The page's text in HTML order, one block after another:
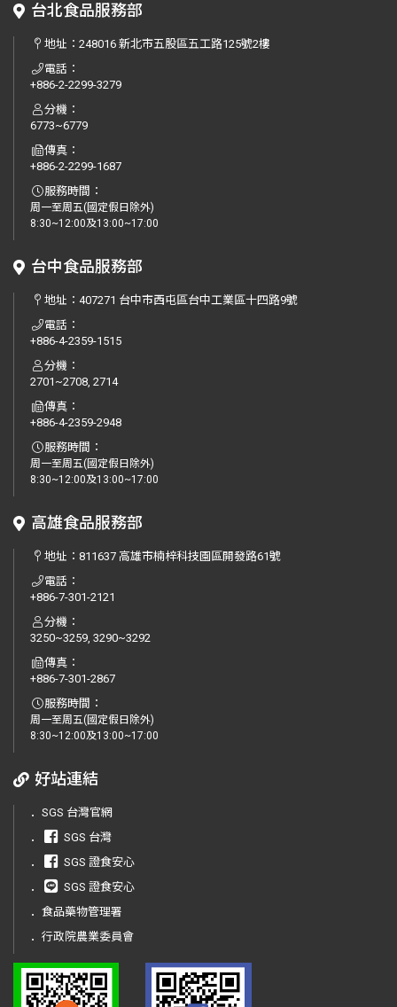
台北食品服務部
地址：248016 新北市五股區五工路125號2樓
電話：
+886-2-2299-3279
分機：
6773~6779
傳真：
+886-2-2299-1687
服務時間：
周一至周五(國定假日除外)
8:30~12:00及13:00~17:00
台中食品服務部
地址：407271 台中市西屯區台中工業區十四路9號
電話：
+886-4-2359-1515
分機：
2701~2708, 2714
傳真：
+886-4-2359-2948
服務時間：
周一至周五(國定假日除外)
8:30~12:00及13:00~17:00
高雄食品服務部
地址：811637 高雄市楠梓科技園區開發路61號
電話：
+886-7-301-2121
分機：
3250~3259, 3290~3292
傳真：
+886-7-301-2867
服務時間：
周一至周五(國定假日除外)
8:30~12:00及13:00~17:00
好站連結
． SGS 台灣官網
．
SGS 台灣
．
SGS 證食安心
．
SGS 證食安心
． 食品藥物管理署
． 行政院農業委員會